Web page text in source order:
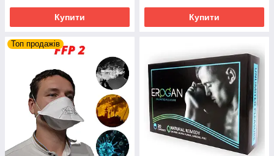
Купити Купити
Топ продажів